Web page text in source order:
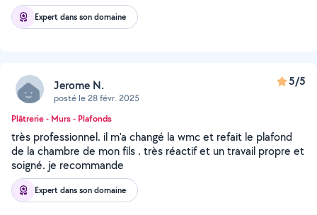
Expert dans son domaine
Jerome N.
posté le 28 févr. 2025
5/5
Plâtrerie - Murs - Plafonds
très professionnel. il m'a changé la wmc et refait le plafond
de la chambre de mon fils . très réactif et un travail propre et
soigné. je recommande
Expert dans son domaine